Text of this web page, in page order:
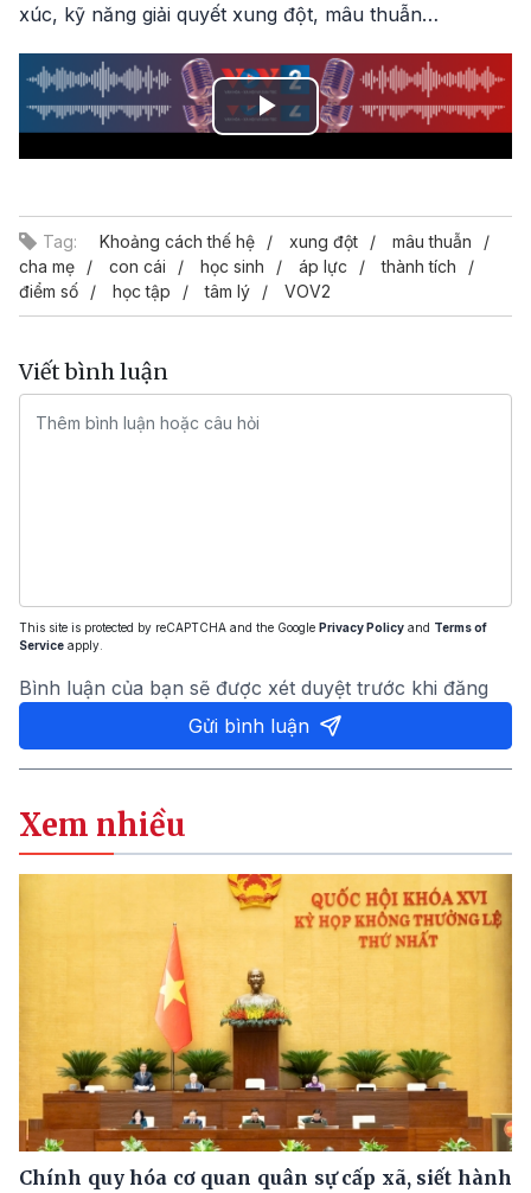
xúc, kỹ năng giải quyết xung đột, mâu thuẫn…
Play
Tag: Khoảng cách thế hệ xung đột
mâu thuẫn
cha mẹ
con cái học sinh áp lực
thành tích
điểm số
học tập tâm lý VOV2
Viết bình luận
This site is protected by reCAPTCHA and the Google Privacy Policy and Terms of
Service apply.
Bình luận của bạn sẽ được xét duyệt trước khi đăng
Gửi bình luận
Xem nhiều
Chính quy hóa cơ quan quân sự cấp xã, siết hành